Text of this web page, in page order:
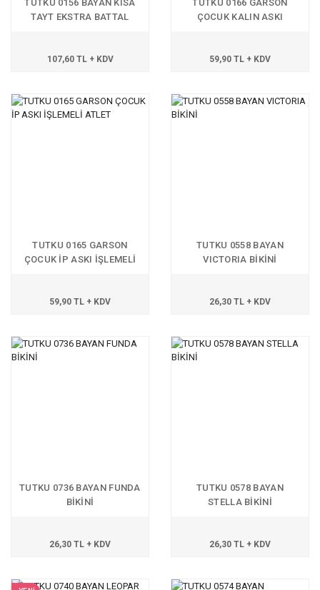
TUTKU 0156 BAYAN KISA
TAYT EKSTRA BATTAL
107,60 TL + KDV
TUTKU 0166 GARSON
ÇOCUK KALIN ASKI
59,90 TL + KDV
TUTKU 0165 GARSON
ÇOCUK İP ASKI İŞLEMELİ
59,90 TL + KDV
TUTKU 0558 BAYAN
VICTORIA BİKİNİ
26,30 TL + KDV
TUTKU 0736 BAYAN FUNDA
BİKİNİ
26,30 TL + KDV
TUTKU 0578 BAYAN
STELLA BİKİNİ
26,30 TL + KDV